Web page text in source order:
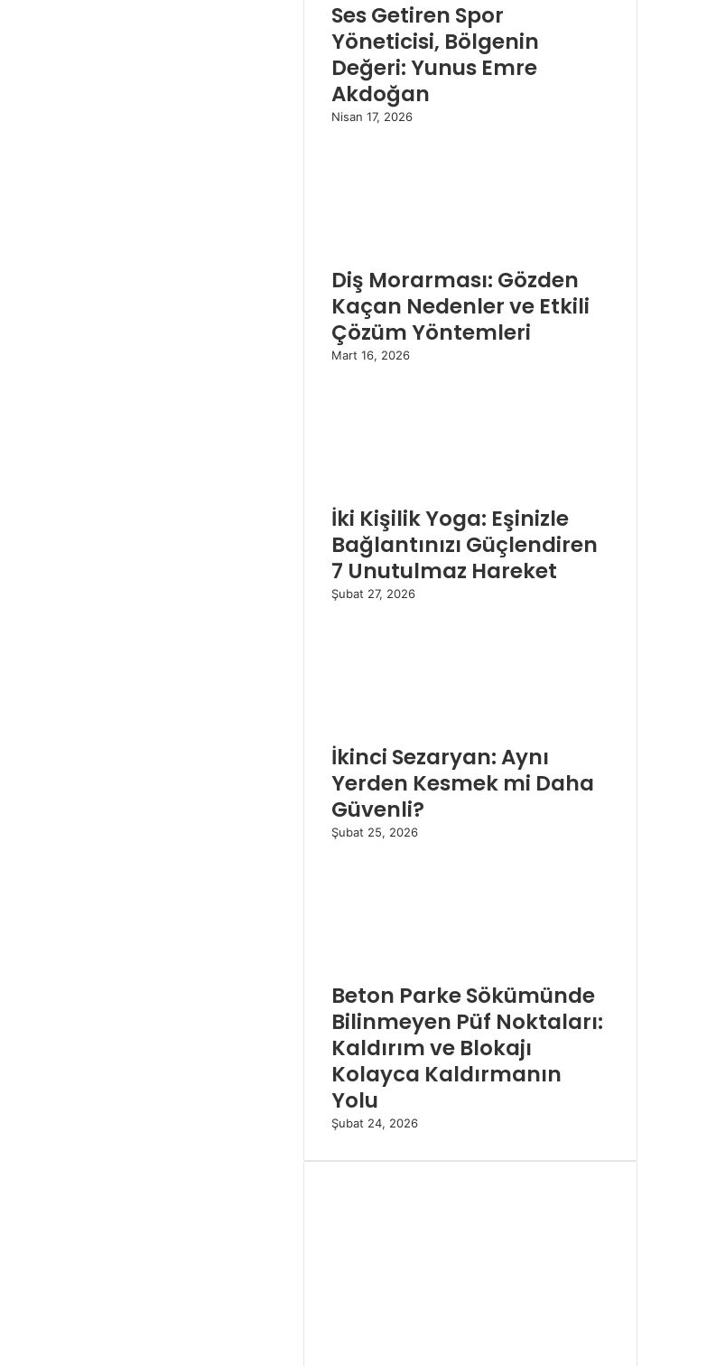
Ses Getiren Spor
Yöneticisi, Bölgenin
Değeri: Yunus Emre
Akdoğan
Nisan 17, 2026
Diş Morarması: Gözden
Kaçan Nedenler ve Etkili
Çözüm Yöntemleri
Mart 16, 2026
İki Kişilik Yoga: Eşinizle
Bağlantınızı Güçlendiren
7 Unutulmaz Hareket
Şubat 27, 2026
İkinci Sezaryan: Aynı
Yerden Kesmek mi Daha
Güvenli?
Şubat 25, 2026
Beton Parke Sökümünde
Bilinmeyen Püf Noktaları:
Kaldırım ve Blokajı
Kolayca Kaldırmanın
Yolu
Şubat 24, 2026